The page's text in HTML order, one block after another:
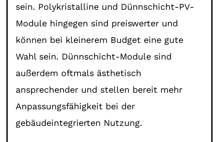
sein. Polykristalline und Dünnschicht-PV-
Module hingegen sind preiswerter und
können bei kleinerem Budget eine gute
Wahl sein. Dünnschicht-Module sind
außerdem oftmals ästhetisch
ansprechender und stellen bereit mehr
Anpassungsfähigkeit bei der
gebäudeintegrierten Nutzung.